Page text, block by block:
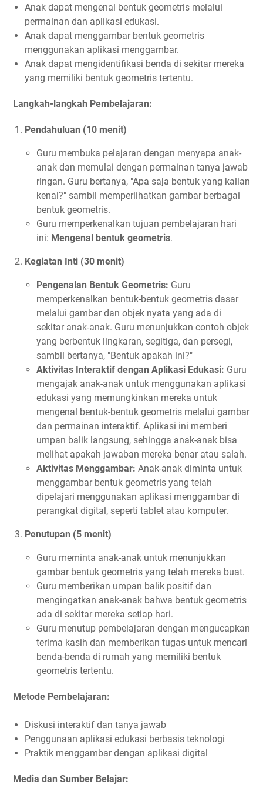
Anak dapat mengenal bentuk geometris melalui
permainan dan aplikasi edukasi.
Anak dapat menggambar bentuk geometris
menggunakan aplikasi menggambar.
Anak dapat mengidentifikasi benda di sekitar mereka
yang memiliki bentuk geometris tertentu.
Langkah-langkah Pembelajaran:
Pendahuluan (10 menit)
Guru membuka pelajaran dengan menyapa anak-
anak dan memulai dengan permainan tanya jawab
ringan. Guru bertanya, "Apa saja bentuk yang kalian
kenal?" sambil memperlihatkan gambar berbagai
bentuk geometris.
Guru memperkenalkan tujuan pembelajaran hari
ini: Mengenal bentuk geometris.
Kegiatan Inti (30 menit)
Pengenalan Bentuk Geometris: Guru
memperkenalkan bentuk-bentuk geometris dasar
melalui gambar dan objek nyata yang ada di
sekitar anak-anak. Guru menunjukkan contoh objek
yang berbentuk lingkaran, segitiga, dan persegi,
sambil bertanya, "Bentuk apakah ini?"
Aktivitas Interaktif dengan Aplikasi Edukasi: Guru
mengajak anak-anak untuk menggunakan aplikasi
edukasi yang memungkinkan mereka untuk
mengenal bentuk-bentuk geometris melalui gambar
dan permainan interaktif. Aplikasi ini memberi
umpan balik langsung, sehingga anak-anak bisa
melihat apakah jawaban mereka benar atau salah.
Aktivitas Menggambar: Anak-anak diminta untuk
menggambar bentuk geometris yang telah
dipelajari menggunakan aplikasi menggambar di
perangkat digital, seperti tablet atau komputer.
Penutupan (5 menit)
Guru meminta anak-anak untuk menunjukkan
gambar bentuk geometris yang telah mereka buat.
Guru memberikan umpan balik positif dan
mengingatkan anak-anak bahwa bentuk geometris
ada di sekitar mereka setiap hari.
Guru menutup pembelajaran dengan mengucapkan
terima kasih dan memberikan tugas untuk mencari
benda-benda di rumah yang memiliki bentuk
geometris tertentu.
Metode Pembelajaran:
Diskusi interaktif dan tanya jawab
Penggunaan aplikasi edukasi berbasis teknologi
Praktik menggambar dengan aplikasi digital
Media dan Sumber Belajar: